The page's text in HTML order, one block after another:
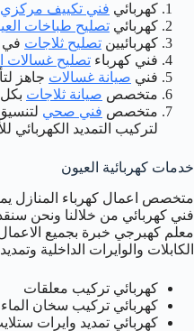
كهربائي فني تكييف
كهربائي تصليح طباخات
كهربائيين تصليح ثلاجات في
فني كهرباء تصليح غسالات
فني صيانة غسالات جاهز
متخصص صيانة ثلاجات
متخصص فني صحي
لتركيب التمديد الكهربائي
خدمات كهربائية العيون
متخصص اعمال كهرباء المنازل
فني كهربائي من خلالنا ونحن
معلم كهبرجي خبرة بجميع الاعمال
الكابلات والوايرات الداخلية
كهربائي تركيب معلقات
كهربائي تركيب سخان الماء
كهربائي تمديد وايرات